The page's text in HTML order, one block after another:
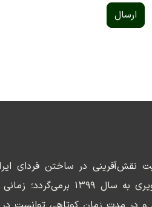
ارسال
نقش‌آفرینی در ساختن فردای
می‌گذارد. سابقه این رسانه تصویری